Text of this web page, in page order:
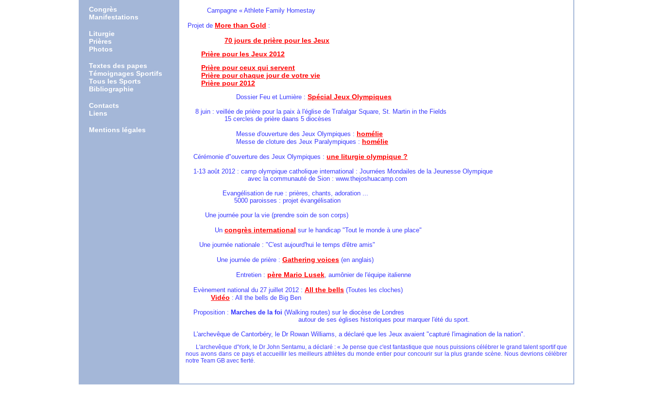
Congrès
Manifestations
Liturgie
Prières
Photos
Textes des papes
Témoignages Sportifs
Tous les Sports
Bibliographie
Contacts
Liens
Mentions légales
Campagne « Athlete Family Homestay
Projet de More than Gold :
70 jours de prière pour les Jeux
Prière pour les Jeux 2012
Prière pour ceux qui servent
Prière pour chaque jour de votre vie
Prière pour 2012
Dossier Feu et Lumière : Spécial Jeux Olympiques
8 juin : veillée de prière pour la paix à l'église de Trafalgar Square, St. Martin in the Fields
15 cercles de prière daans 5 diocèses
Messe d'ouverture des Jeux Olympiques : homélie
Messe de cloture des Jeux Paralympiques : homélie
Cérémonie d"ouverture des Jeux Olympiques : une liturgie olympique ?
1-13 août 2012 : camp olympique catholique international : Journées Mondailes de la Jeunesse Olympique
avec la communauté de Sion : www.thejoshuacamp.com
Evangélisation de rue : prières, chants, adoration ...
5000 paroisses : projet évangélisation
Une journée pour la vie (prendre soin de son corps)
Un congrès international sur le handicap "Tout le monde à une place"
Une journée nationale : "C'est aujourd'hui le temps d'être amis"
Une journée de prière : Gathering voices (en anglais)
Entretien : père Mario Lusek, aumônier de l'équipe italienne
Evènement national du 27 juillet 2012 : All the bells (Toutes les cloches)
Vidéo : All the bells de Big Ben
Proposition : Marches de la foi (Walking routes) sur le diocèse de Londres
autour de ses églises historiques pour marquer l'été du sport.
L'archevêque de Cantorbéry, le Dr Rowan Williams, a déclaré que les Jeux avaient "capturé l'imagination de la nation".
L'archevêque d'York, le Dr John Sentamu, a déclaré : « Je pense que c'est fantastique que nous puissions célébrer le grand talent sportif que
nous avons dans ce pays et accueillir les meilleurs athlètes du monde entier pour concourir sur la plus grande scène. Nous devrions célébrer
notre Team GB avec fierté.